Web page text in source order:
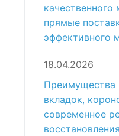
качественного
прямые
эффективного
18.04.2026
Преимущества
вкладок,
современное